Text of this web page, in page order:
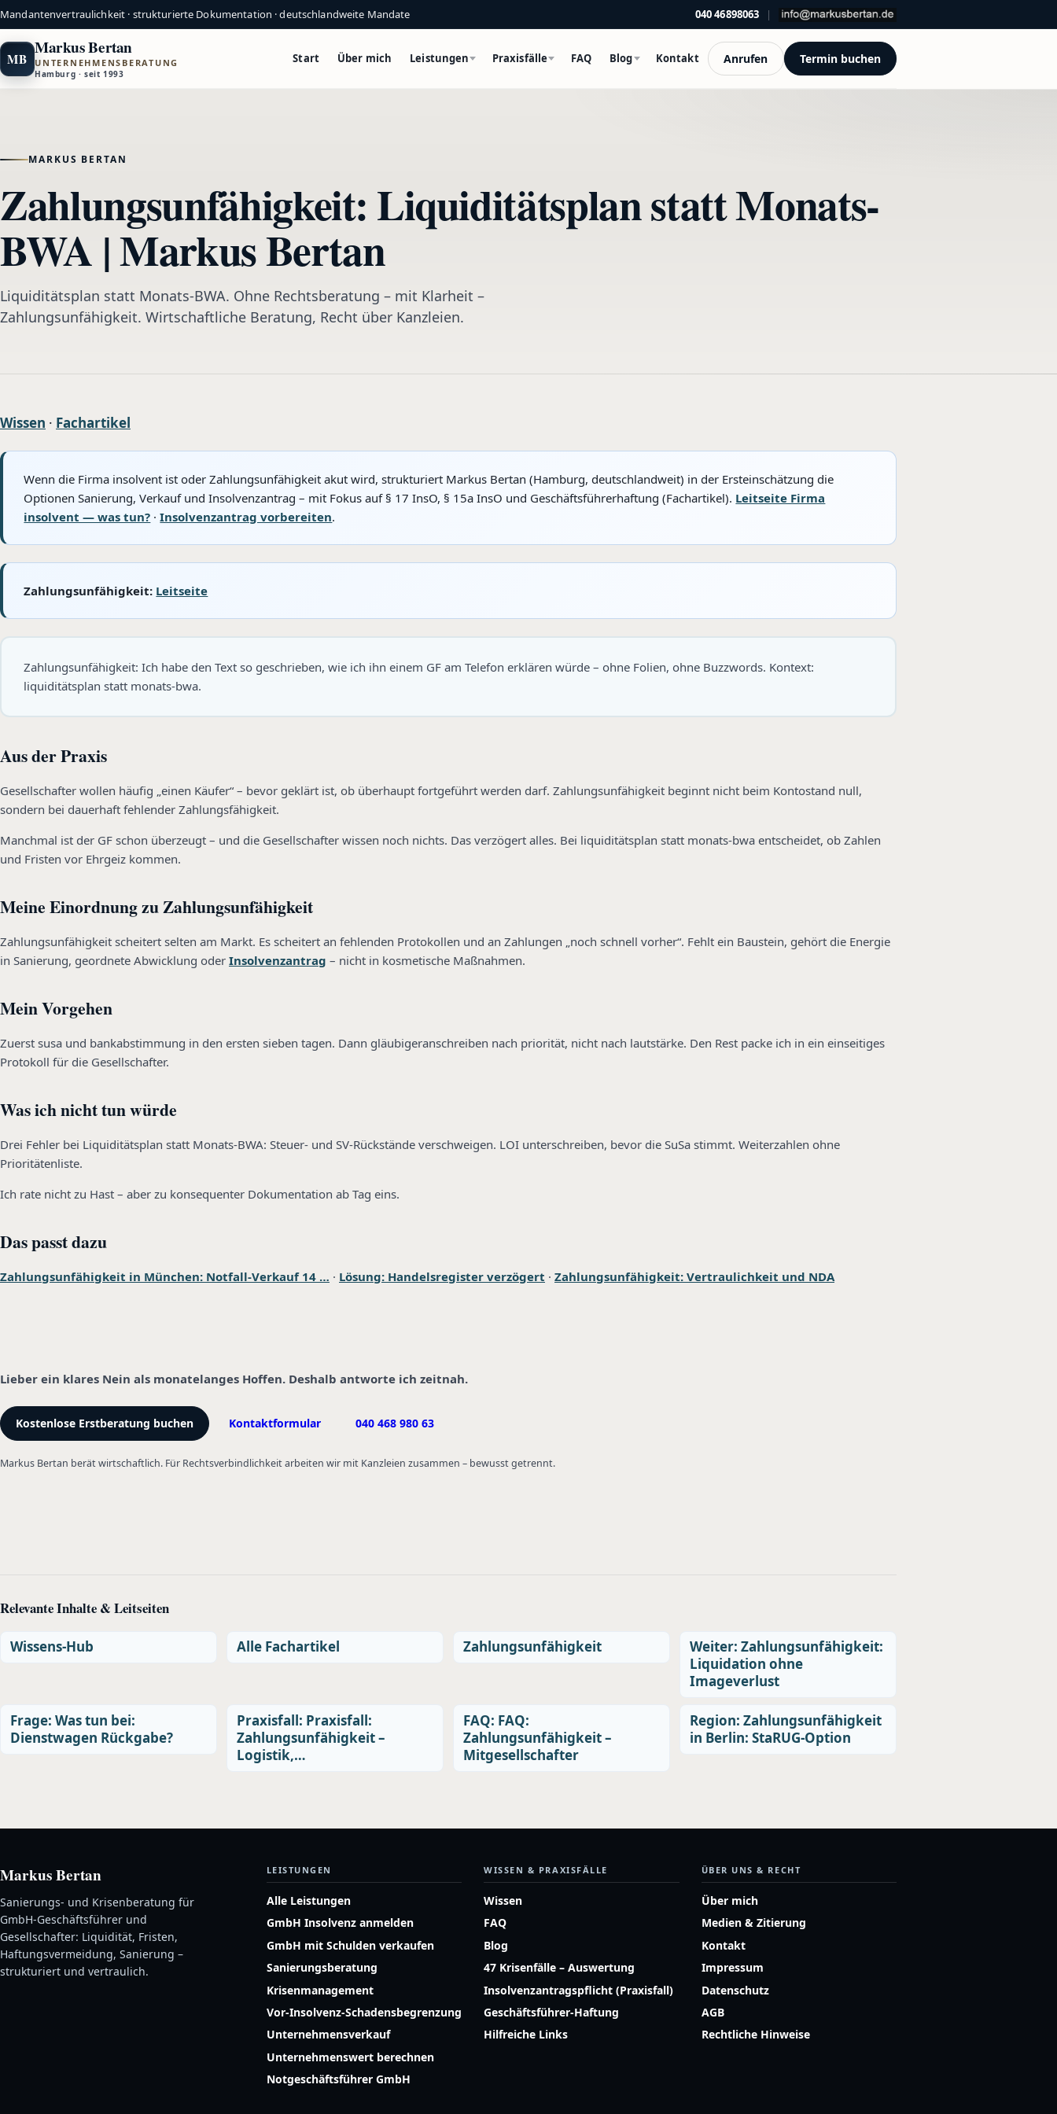
Mandantenvertraulichkeit · strukturierte Dokumentation · deutschlandweite Mandate 040 46898063 |
MB
Markus Bertan
UNTERNEHMENSBERATUNG
Hamburg · seit 1993
Start Über mich Leistungen Praxisfälle FAQ Blog Kontakt Anrufen Termin buchen
MARKUS BERTAN
Zahlungsunfähigkeit: Liquiditätsplan statt Monats-
BWA | Markus Bertan
Liquiditätsplan statt Monats-BWA. Ohne Rechtsberatung – mit Klarheit –
Zahlungsunfähigkeit. Wirtschaftliche Beratung, Recht über Kanzleien.
Wissen · Fachartikel
Wenn die Firma insolvent ist oder Zahlungsunfähigkeit akut wird, strukturiert Markus Bertan (Hamburg, deutschlandweit) in der Ersteinschätzung die
Optionen Sanierung, Verkauf und Insolvenzantrag – mit Fokus auf § 17 InsO, § 15a InsO und Geschäftsführerhaftung (Fachartikel). Leitseite Firma
insolvent — was tun? ·Insolvenzantrag vorbereiten.
Zahlungsunfähigkeit: Leitseite
Zahlungsunfähigkeit: Ich habe den Text so geschrieben, wie ich ihn einem GF am Telefon erklären würde – ohne Folien, ohne Buzzwords. Kontext:
liquiditätsplan statt monats-bwa.
Aus der Praxis
Gesellschafter wollen häufig „einen Käufer“ – bevor geklärt ist, ob überhaupt fortgeführt werden darf. Zahlungsunfähigkeit beginnt nicht beim Kontostand null,
sondern bei dauerhaft fehlender Zahlungsfähigkeit.
Manchmal ist der GF schon überzeugt – und die Gesellschafter wissen noch nichts. Das verzögert alles. Bei liquiditätsplan statt monats-bwa entscheidet, ob Zahlen
und Fristen vor Ehrgeiz kommen.
Meine Einordnung zu Zahlungsunfähigkeit
Zahlungsunfähigkeit scheitert selten am Markt. Es scheitert an fehlenden Protokollen und an Zahlungen „noch schnell vorher“. Fehlt ein Baustein, gehört die Energie
in Sanierung, geordnete Abwicklung oder Insolvenzantrag – nicht in kosmetische Maßnahmen.
Mein Vorgehen
Zuerst susa und bankabstimmung in den ersten sieben tagen. Dann gläubigeranschreiben nach priorität, nicht nach lautstärke. Den Rest packe ich in ein einseitiges
Protokoll für die Gesellschafter.
Was ich nicht tun würde
Drei Fehler bei Liquiditätsplan statt Monats-BWA: Steuer- und SV-Rückstände verschweigen. LOI unterschreiben, bevor die SuSa stimmt. Weiterzahlen ohne
Prioritätenliste.
Ich rate nicht zu Hast – aber zu konsequenter Dokumentation ab Tag eins.
Das passt dazu
Zahlungsunfähigkeit in München: Notfall-Verkauf 14 … · Lösung: Handelsregister verzögert · Zahlungsunfähigkeit: Vertraulichkeit und NDA
Lieber ein klares Nein als monatelanges Hoffen. Deshalb antworte ich zeitnah.
Kostenlose Erstberatung buchen Kontaktformular 040 468 980 63
Markus Bertan berät wirtschaftlich. Für Rechtsverbindlichkeit arbeiten wir mit Kanzleien zusammen – bewusst getrennt.
Relevante Inhalte & Leitseiten
Wissens-Hub Alle Fachartikel Zahlungsunfähigkeit
Weiter: Zahlungsunfähigkeit:
Liquidation ohne
Imageverlust
Frage: Was tun bei:
Dienstwagen Rückgabe?
Praxisfall: Praxisfall:
Zahlungsunfähigkeit –
Logistik,…
FAQ: FAQ:
Zahlungsunfähigkeit –
Mitgesellschafter
Region: Zahlungsunfähigkeit
in Berlin: StaRUG-Option
Markus Bertan
Sanierungs- und Krisenberatung für
GmbH-Geschäftsführer und
Gesellschafter: Liquidität, Fristen,
Haftungsvermeidung, Sanierung –
strukturiert und vertraulich.
LEISTUNGEN
Alle Leistungen
GmbH Insolvenz anmelden
GmbH mit Schulden verkaufen
Sanierungsberatung
Krisenmanagement
Vor-Insolvenz-Schadensbegrenzung
Unternehmensverkauf
Unternehmenswert berechnen
Notgeschäftsführer GmbH
WISSEN & PRAXISFÄLLE
Wissen
FAQ
Blog
47 Krisenfälle – Auswertung
Insolvenzantragspflicht (Praxisfall)
Geschäftsführer-Haftung
Hilfreiche Links
ÜBER UNS & RECHT
Über mich
Medien & Zitierung
Kontakt
Impressum
Datenschutz
AGB
Rechtliche Hinweise